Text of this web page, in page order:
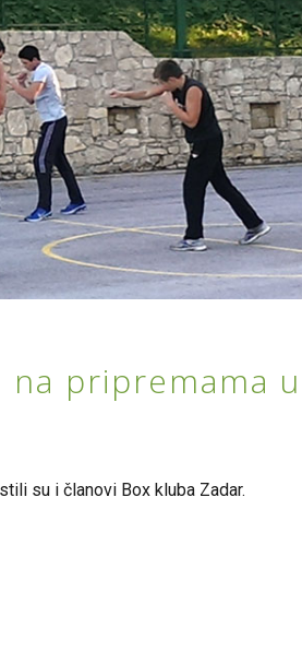
pripremama
su i članovi Box kluba Zadar.